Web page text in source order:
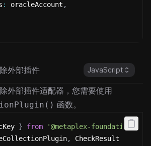
: oracleAccount ,
外部插件
JavaScript
外部插件适配器，您需要使用
函数。
} from
'@metaplex-foundation/umi'
, CheckResult